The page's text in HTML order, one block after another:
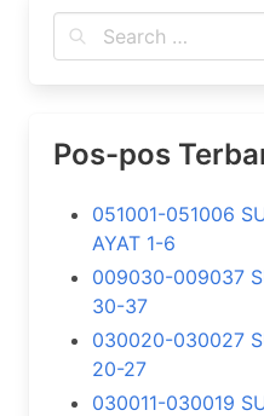
Pos-pos
051001-051006
AYAT 1-6
009030-009037
30-37
030020-030027
20-27
030011-030019